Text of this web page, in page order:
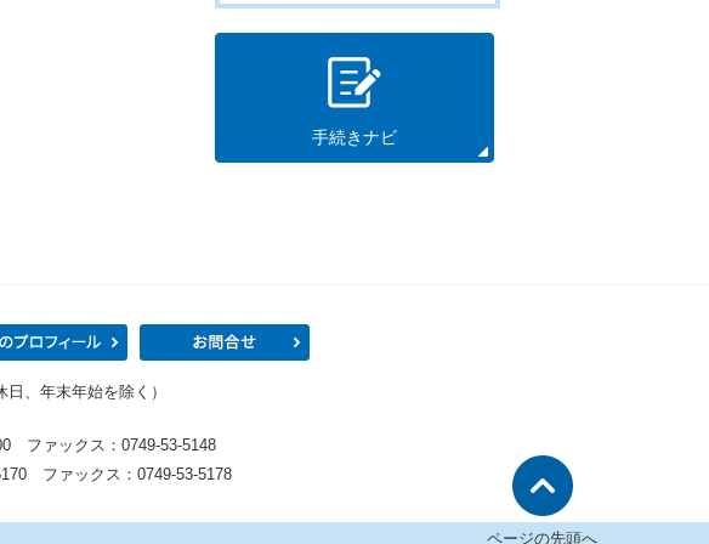
手続きナビ
市のプロフィール
、年末年始を除く）
ファックス：0749-53-5148
ファックス：0749-53-5178
ページの先頭へ